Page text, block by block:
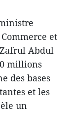
et
Abdul
millions
des bases
et les
un